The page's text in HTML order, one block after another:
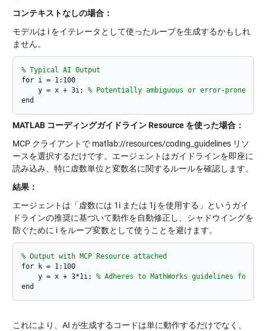
コンテキストなしの場合：
モデルは i をイテレータとして使ったループを生成するかもしれ
ません。
% Typical AI Output
for i = 1:100
    y = x + 3i;
% Potentially ambiguous or error-prone
MATLAB コーディングガイドライン Resource を使った場合：
MCP クライアントで matlab://resources/coding_guidelines リソ
ースを選択するだけです。エージェントはガイドラインを即座に
読み込み、特に虚数単位と変数名に関するルールを確認します。
結果：
エージェントは「虚数には 1i または 1j を使用する」というガイ
ドラインの推奨に基づいて動作を自動修正し、シャドウイングを
防ぐために i をループ変数として使うことを避けます。
% Output with MCP Resource attached
for k = 1:100
y = x + 3*1i; % Adheres to MathWorks guidelines for
これにより、AI が生成するコードは単に動作するだけでなく、